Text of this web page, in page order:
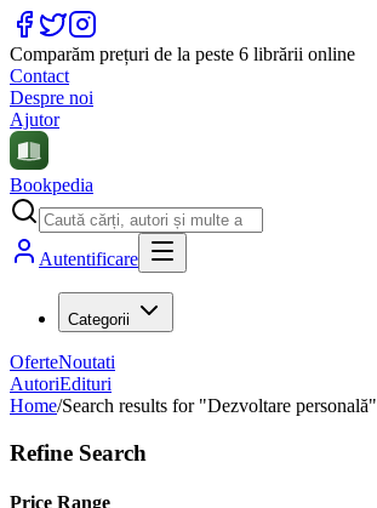
Comparăm prețuri de la peste 6 librării online
Contact
Despre noi
Ajutor
Bookpedia
Autentificare
Categorii
OferteNoutati
AutoriEdituri
Home/Search results for "Dezvoltare personală"
Refine Search
Price Range